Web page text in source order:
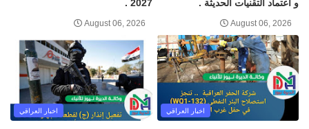
و اعتماد التقنيات الحديثة .
August 06, 2026
2027 .
August 06, 2026
اخبار العراقي اخبار العراقي